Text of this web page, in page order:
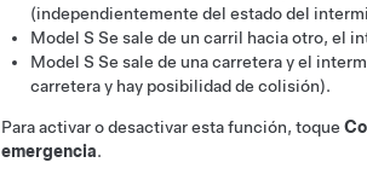
(independientemente del estado del
Model S Se sale de un carril hacia otro, el
Model S Se sale de una carretera y el
carretera y hay posibilidad de colisión).
Para activar o desactivar esta función, toque
emergencia.